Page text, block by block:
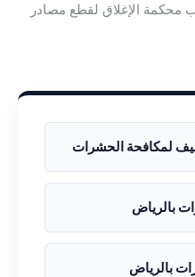
محكمة الإغلاق لقطع مصادر
لمكافحة الحشرات
بالرياض
بالرياض